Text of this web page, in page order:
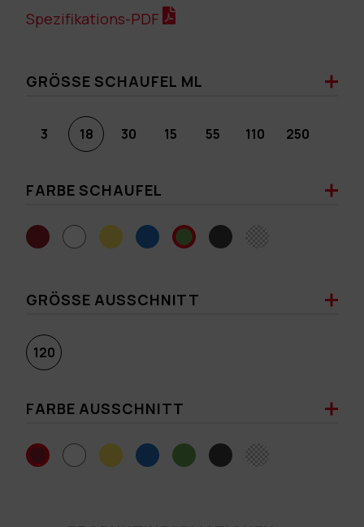
Spezifikations-PDF
GRÖSSE SCHAUFEL ML
3 18 30 15 55 110 250
FARBE SCHAUFEL
GRÖSSE AUSSCHNITT
120
FARBE AUSSCHNITT